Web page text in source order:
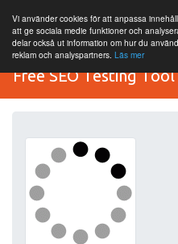
Vi använder cookies för att anpassa
att ge sociala medie funktioner och
delar också ut information om hur du
reklam och analyspartners. Läs mer
Free SEO Testing Tool